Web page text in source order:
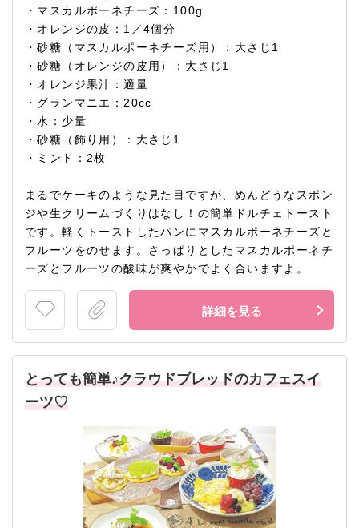
・マスカルポーネチーズ：100g
・オレンジの皮：1／4個分
・砂糖（マスカルポーネチーズ用）：大さじ1
・砂糖（オレンジの皮用）：大さじ1
・オレンジ果汁：適量
・グランマニエ：20cc
・水：少量
・砂糖（飾り用）：大さじ1
・ミント：2枚
まるでケーキのような見た目ですが、めんどうなスポン
ジや生クリームづくりはなし！の簡単ドルチェトースト
です。軽くトーストしたパンにマスカルポーネチーズと
フルーツをのせます。さっぱりとしたマスカルポーネチ
ーズとフルーツの酸味が爽やかでよく合いますよ。
詳細を見る
とっても簡単♪クラウドブレッドのカフェスイ
ーツ♡